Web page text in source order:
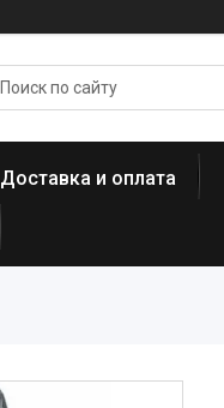
Доставка и оплата